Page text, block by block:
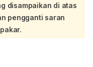
disampaikan di atas
pengganti saran